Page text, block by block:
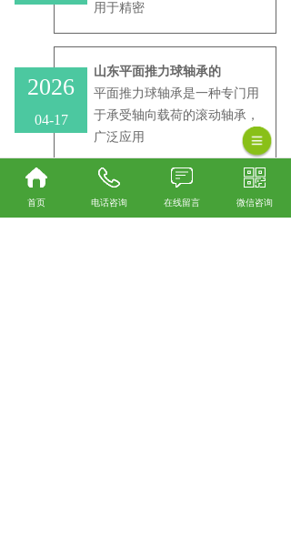
用于精密
2026
04-17
山东平面推力球轴承的
平面推力球轴承是一种专门用
于承受轴向载荷的滚动轴承，
广泛应用
2026
山东千斤顶轴承的使用
千斤顶轴承作为千斤顶的核心
首页 电话咨询 在线留言 微信咨询